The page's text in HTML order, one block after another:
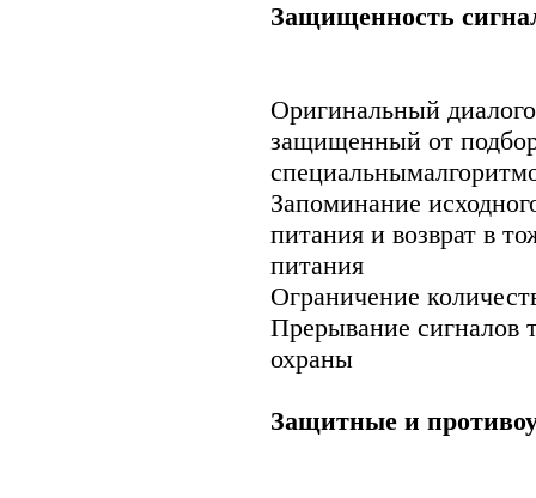
Защищенность
Оригинальный
защищенный от
Запоминание
питания и возврат в
питания
Ограничение
Прерывание сигналов
охраны
Защитные и